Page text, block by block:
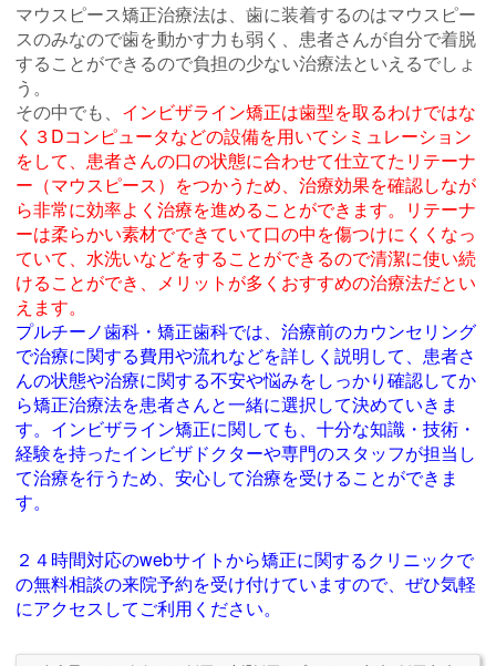
マウスピース矯正治療法は、歯に装着するのはマウスピー
スのみなので歯を動かす力も弱く、患者さんが自分で着脱
することができるので負担の少ない治療法といえるでしょ
う。
その中でも、 インビザライン矯正は歯型を取るわけではな
く３Dコンピュータなどの設備を用いてシミュレーション
をして、患者さんの口の状態に合わせて仕立てたリテーナ
ー（マウスピース）をつかうため、治療効果を確認しなが
ら非常に効率よく治療を進めることができます。リテーナ
ーは柔らかい素材でできていて口の中を傷つけにくくなっ
ていて、水洗いなどをすることができるので清潔に使い続
けることができ、メリットが多くおすすめの治療法だとい
えます。
プルチーノ歯科・矯正歯科では、治療前のカウンセリング
で治療に関する費用や流れなどを詳しく説明して、患者さ
んの状態や治療に関する不安や悩みをしっかり確認してか
ら矯正治療法を患者さんと一緒に選択して決めていきま
す。インビザライン矯正に関しても、十分な知識・技術・
経験を持ったインビザドクターや専門のスタッフが担当し
て治療を行うため、安心して治療を受けることができま
す。
２４時間対応のwebサイトから矯正に関するクリニックで
の無料相談の来院予約を受け付けていますので、ぜひ気軽
にアクセスしてご利用ください。